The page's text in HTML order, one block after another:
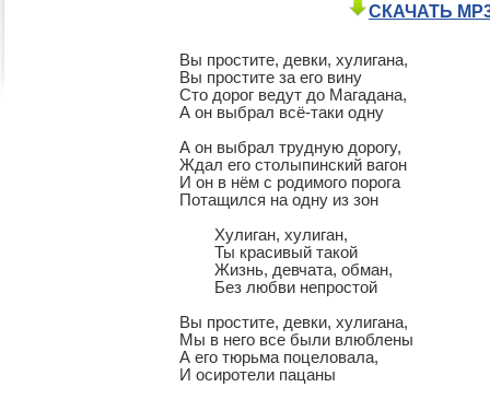
СКАЧАТЬ
Вы простите, девки, хулигана,
Вы простите за его вину
Сто дорог ведут до Магадана,
А он выбрал всё-таки одну
А он выбрал трудную дорогу,
Ждал его столыпинский вагон
И он в нём с родимого порога
Потащился на одну из зон
Вы простите, девки, хулигана,
Мы в него все были влюблены
А его тюрьма поцеловала,
И осиротели пацаны